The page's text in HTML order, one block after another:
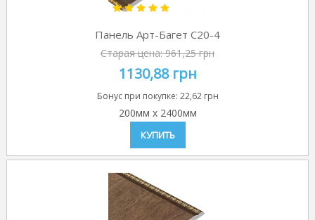
Панель Арт-Багет C20-4
Старая цена:961,25 грн
1130,88 грн
Бонус при покупке: 22,62 грн
200мм x 2400мм
КУПИТЬ